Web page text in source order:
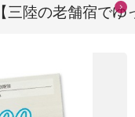
【三陸の老舗宿で